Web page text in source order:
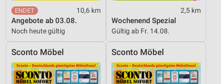
10,6 km
Angebote ab 03.08.
Noch heute gültig
2,5 km
Wochenend Spezial
Gültig ab Fr. 14.08.
Sconto Möbel Sconto Möbel